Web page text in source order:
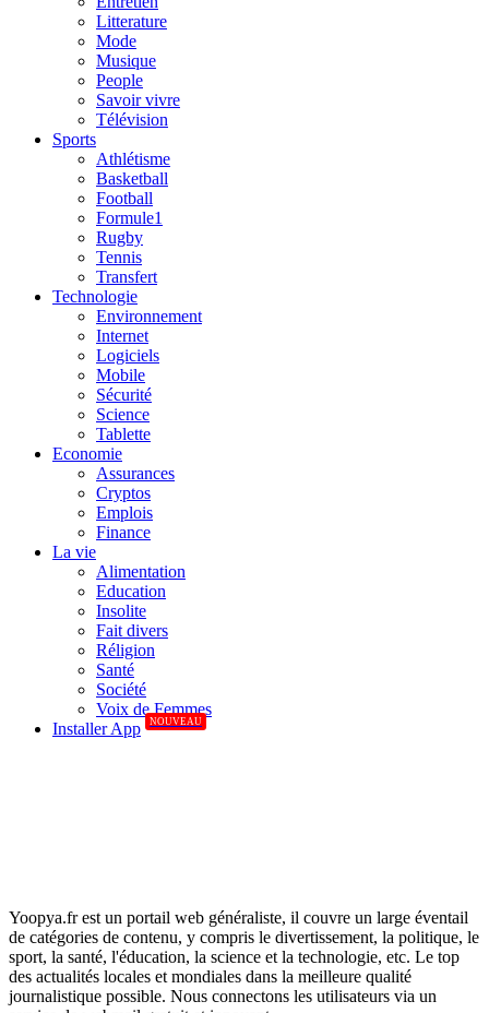
Litterature
Mode
Musique
People
Savoir vivre
Télévision
Sports
Athlétisme
Basketball
Football
Formule1
Rugby
Tennis
Transfert
Technologie
Environnement
Internet
Logiciels
Mobile
Sécurité
Science
Tablette
Economie
Assurances
Cryptos
Emplois
Finance
La vie
Alimentation
Education
Insolite
Fait divers
Réligion
Santé
Société
Voix de Femmes
Installer App
NOUVEAU
Yoopya.fr est un portail web généraliste, il couvre un large éventail
de catégories de contenu, y compris le divertissement, la politique, le
sport, la santé, l'éducation, la science et la technologie, etc. Le top
des actualités locales et mondiales dans la meilleure qualité
journalistique possible. Nous connectons les utilisateurs via un